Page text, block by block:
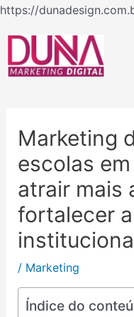
https://
Marketing
escolas
atrair mais
fortalecer
/ Marketing
Índice do
de
Post